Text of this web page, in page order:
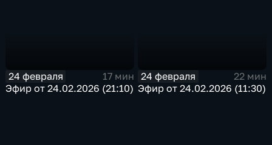
24 февраля
17 мин
Эфир от 24.02.2026 (21:10)
24 февраля
22 мин
Эфир от 24.02.2026 (11:30)